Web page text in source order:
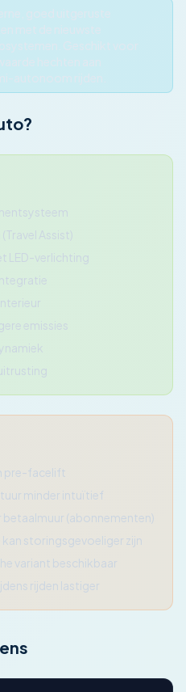
Assist)
LED-verlichting
emissies
pre-facelift
minder intuïtief
(abonnementen)
storingsgevoeliger zijn
variant beschikbaar
rijden lastiger